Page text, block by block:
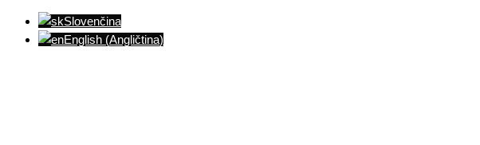
Slovenčina
English (Angličtina)